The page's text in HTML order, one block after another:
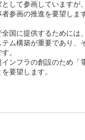
して参画していますが
参画の推進を要望しま
国に提供するためには
ム構築が重要であり、
。
ンフラの創設のため「
要望します。